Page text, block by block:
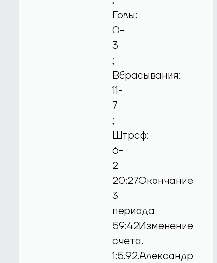
Голы:
0-
3
;
Вбрасывания:
11-
7
;
Штраф:
6-
2
20:27Окончание
3
периода
59:42Изменение
счета.
1:5.92.Александр